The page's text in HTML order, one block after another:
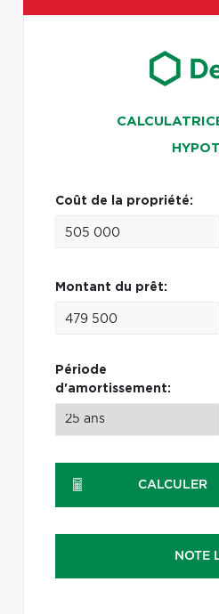
Coût de la propriété:
Montant du prêt:
Période
d'amortissement:
CALCULER
NOTE